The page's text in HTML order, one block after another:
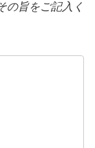
旨をご記入く